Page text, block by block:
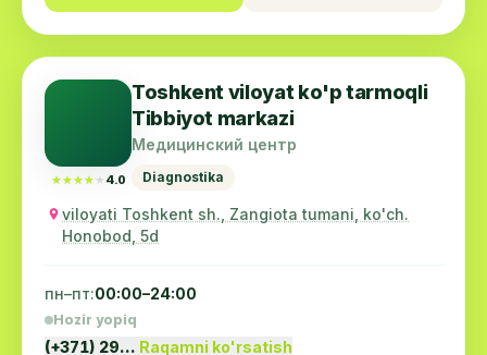
★★★★★
★★★★★ 4.0
Toshkent viloyat ko'p tarmoqli
Tibbiyot markazi
Медицинский центр
Diagnostika
viloyati Toshkent sh., Zangiota tumani, ko'ch.
Honobod, 5d
пн–пт:00:00–24:00
Hozir yopiq
(+371) 29… Raqamni ko'rsatish